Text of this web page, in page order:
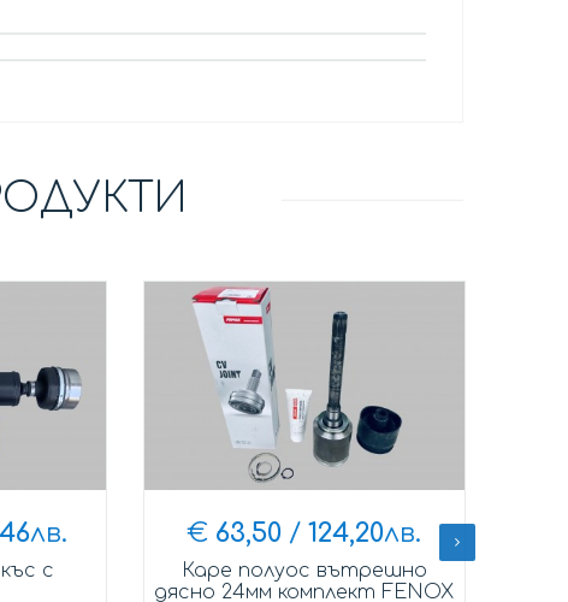
лв.
с
€ 63,50 / 124,20лв.
Каре полуос вътрешно
дясно 24мм комплект FENOX